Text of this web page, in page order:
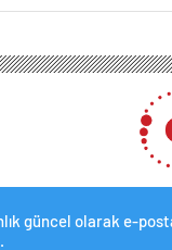
yatırımcısının gözü